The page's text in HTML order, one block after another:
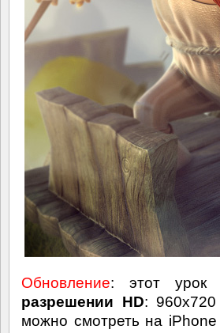
Обновление: этот
разрешении HD:
можно смотреть на